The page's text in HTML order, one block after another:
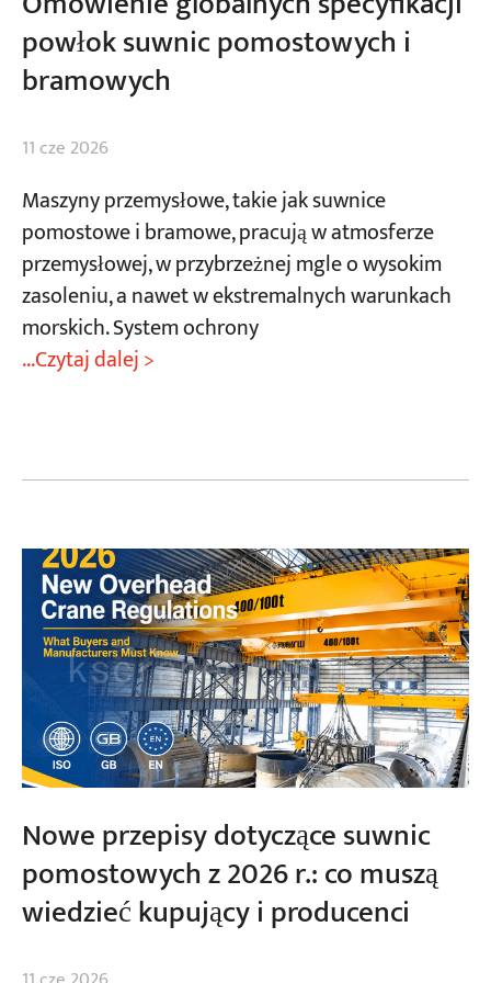
powłok suwnic pomostowych i
bramowych
11 cze 2026
Maszyny przemysłowe, takie jak suwnice
pomostowe i bramowe, pracują w atmosferze
przemysłowej, w przybrzeżnej mgle o wysokim
zasoleniu, a nawet w ekstremalnych warunkach
morskich. System ochrony
...Czytaj dalej >
Nowe przepisy dotyczące suwnic
pomostowych z 2026 r.: co muszą
wiedzieć kupujący i producenci